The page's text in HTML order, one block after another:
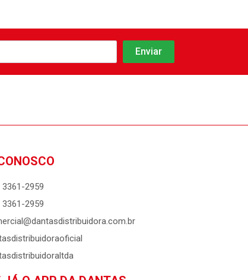
3361-2959
3361-2959